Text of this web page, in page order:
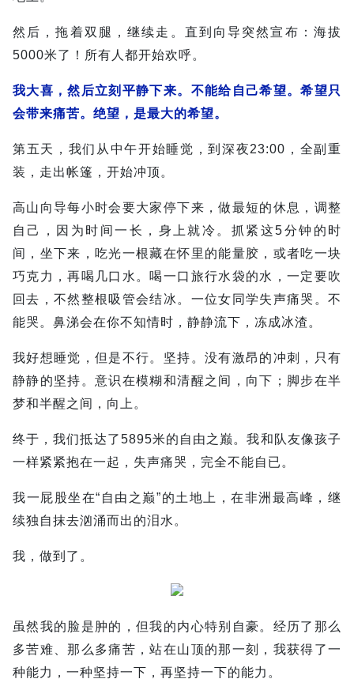
然后，拖着双腿，继续走。直到向导突然宣布：海拔
5000米了！所有人都开始欢呼。
我大喜，然后立刻平静下来。不能给自己希望。希望只
会带来痛苦。绝望，是最大的希望。
第五天，我们从中午开始睡觉，到深夜23:00，全副重
装，走出帐篷，开始冲顶。
高山向导每小时会要大家停下来，做最短的休息，调整
自己，因为时间一长，身上就冷。抓紧这5分钟的时
间，坐下来，吃光一根藏在怀里的能量胶，或者吃一块
巧克力，再喝几口水。喝一口旅行水袋的水，一定要吹
回去，不然整根吸管会结冰。一位女同学失声痛哭。不
能哭。鼻涕会在你不知情时，静静流下，冻成冰渣。
我好想睡觉，但是不行。坚持。没有激昂的冲刺，只有
静静的坚持。意识在模糊和清醒之间，向下；脚步在半
梦和半醒之间，向上。
终于，我们抵达了5895米的自由之巅。我和队友像孩子
一样紧紧抱在一起，失声痛哭，完全不能自已。
我一屁股坐在“自由之巅”的土地上，在非洲最高峰，继
续独自抹去汹涌而出的泪水。
我，做到了。
虽然我的脸是肿的，但我的内心特别自豪。经历了那么
多苦难、那么多痛苦，站在山顶的那一刻，我获得了一
种能力，一种坚持一下，再坚持一下的能力。